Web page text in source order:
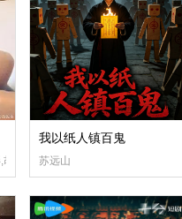
胡晓龙,贾笑涵
我以纸人镇百鬼
苏远山